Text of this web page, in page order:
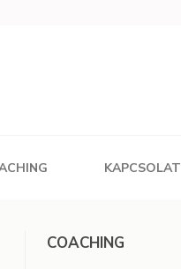
KAPCSOLAT
COACHING